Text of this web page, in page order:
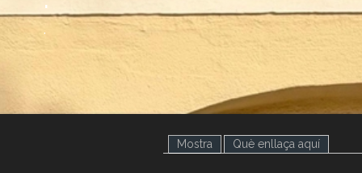
.
Mostra (pestanya activa)
Què enllaça aquí